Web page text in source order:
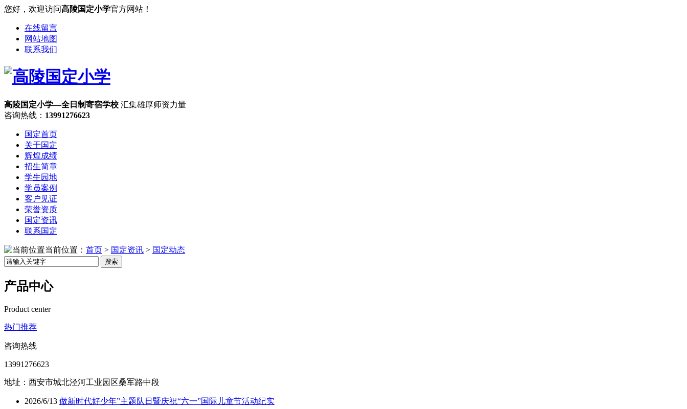
您好，欢迎访问高陵国定小学官方网站！
在线留言
网站地图
联系我们
高陵国定小学—全日制寄宿学校 汇集雄厚师资力量
咨询热线： 13991276623
国定首页
关于国定
辉煌成绩
招生简章
学生园地
学员案例
客户见证
荣誉资质
国定资讯
联系国定
当前位置： 首页 > 国定资讯 > 国定动态
搜索
产品中心
Product center
热门推荐
咨询热线
13991276623
地址：西安市城北泾河工业园区桑军路中段
2026/6/13 做新时代好少年”主题队日暨庆祝“六一”国际儿童节活动纪实